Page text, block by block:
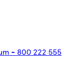
- 800 222 555